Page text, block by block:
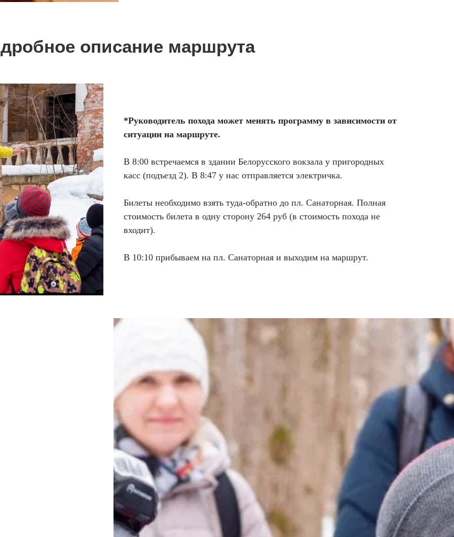
описание маршрута
*Руководитель похода может менять программу в зависимости от
ситуации на маршруте.
В 8:00 встречаемся в здании Белорусского вокзала у пригородных
касс (подъезд 2). В 8:47 у нас отправляется электричка.
Билеты необходимо взять туда-обратно до пл. Санаторная. Полная
стоимость билета в одну сторону 264 руб (в стоимость похода не
входит).
В 10:10 прибываем на пл. Санаторная и выходим на маршрут.